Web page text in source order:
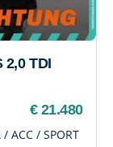
2,0 TDI
€ 21.480
ACC / SPORT